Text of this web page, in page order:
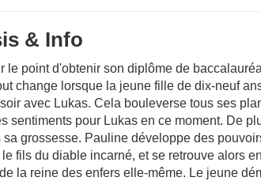
& Info
le point d'obtenir son diplôme de
change lorsque la jeune fille de dix-neuf
avec Lukas. Cela bouleverse tous ses
sentiments pour Lukas en ce moment. De
sa grossesse. Pauline développe des
fils du diable incarné, et se retrouve alors
la reine des enfers elle-même. Le jeune